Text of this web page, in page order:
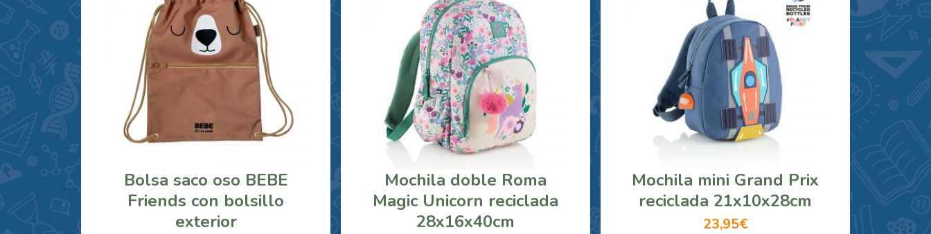
Bolsa saco oso BEBE
Friends con bolsillo
exterior
Mochila doble Roma
Magic Unicorn reciclada
28x16x40cm
Mochila mini Grand Prix
reciclada 21x10x28cm
23,95€